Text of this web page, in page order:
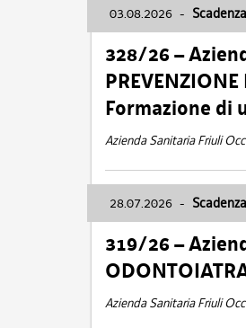
03.08.2026 -
328/26 –
Formazione di
Azienda Sanitaria Friuli
28.07.2026 -
319/26 –
Azienda Sanitaria Friuli